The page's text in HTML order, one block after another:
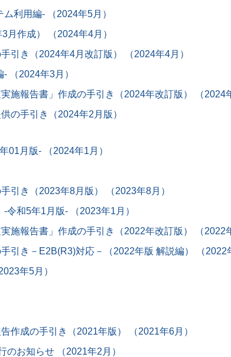
利用編‐ （2024年5月）
月作成） （2024年4月）
引き（2024年4月改訂版） （2024年4月）
（2024年3月）
施報告書」作成の手引き（2024年改訂版） （2024
の手引き（2024年2月版）
01月版- （2024年1月）
引き（2023年8月版） （2023年8月）
和5年1月版- （2023年1月）
施報告書」作成の手引き（2022年改訂版） （2022
引き－E2B(R3)対応－（2022年版 解説編） （2022
年5月）
作成の手引き（2021年版） （2021年6月）
お知らせ （2021年2月）